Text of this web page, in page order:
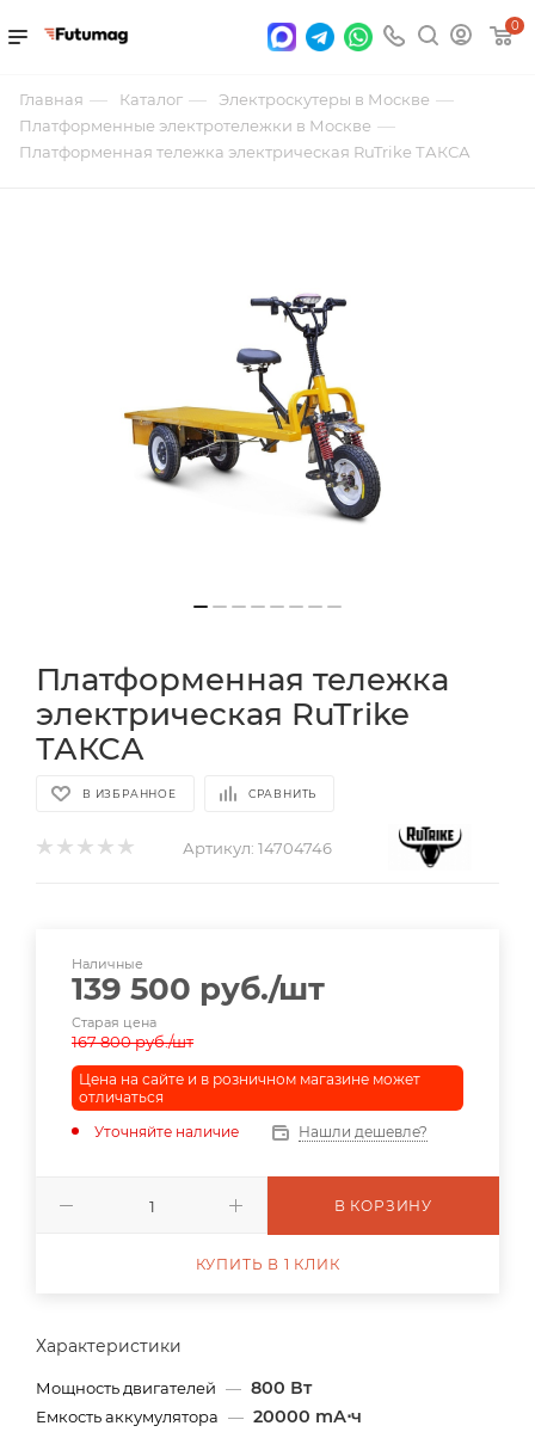
0
Главная — Каталог — Электроскутеры в Москве —
Платформенные электротележки в Москве —
Платформенная тележка электрическая RuTrike ТАКСА
Платформенная тележка
электрическая RuTrike
ТАКСА
В ИЗБРАННОЕ СРАВНИТЬ
Артикул: 14704746
Характеристики
Мощность двигателей — 800 Вт
Емкость аккумулятора — 20000 mА⋅ч
Наличные
139 500 руб./шт
Старая цена
167 800руб./шт
Цена на сайте и в розничном магазине может
отличаться
Уточняйте наличие
Нашли дешевле?
В КОРЗИНУ
КУПИТЬ В 1 КЛИК